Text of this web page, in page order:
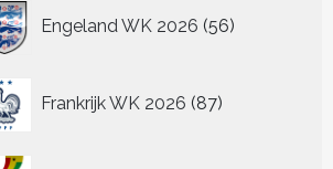
Engeland WK 2026 56
producten
Frankrijk WK 2026 87
producten